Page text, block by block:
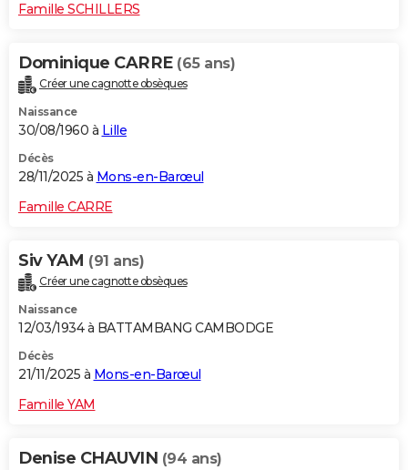
Famille SCHILLERS
Dominique CARRE (65 ans)
Créer une cagnotte obsèques
Naissance
30/08/1960 à Lille
Décès
28/11/2025 à Mons-en-Barœul
Famille CARRE
Siv YAM (91 ans)
Créer une cagnotte obsèques
Naissance
12/03/1934 à BATTAMBANG CAMBODGE
Décès
21/11/2025 à Mons-en-Barœul
Famille YAM
Denise CHAUVIN (94 ans)